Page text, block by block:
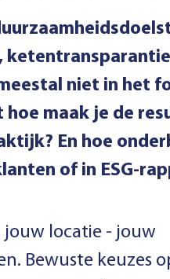
niet in het
maak je de
En hoe
of in ESG-
jouw locatie - jouw
Bewuste keuzes